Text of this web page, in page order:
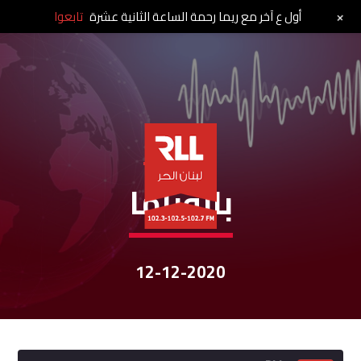
نشرات الأخبار
بانوراما
12-12-2020
أول ع آخر مع ريما رحمة الساعة الثانية عشرة تابعوا +